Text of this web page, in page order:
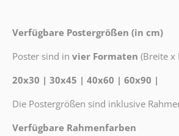
Verfügbare Postergrößen (in cm)
Poster sind in vier Formaten (Breite x
20x30 | 30x45 | 40x60 | 60x90 |
Die Postergrößen sind inklusive
Verfügbare Rahmenfarben